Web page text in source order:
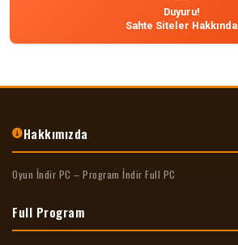
Duyuru!
Sahte Siteler Hakkında
Hakkımızda
Oyun İndir PC – Program İndir Full PC
Full Program